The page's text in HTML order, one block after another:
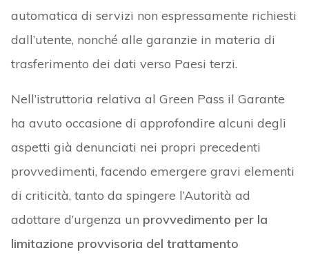
automatica di servizi non espressamente richiesti
dall’utente, nonché alle garanzie in materia di
trasferimento dei dati verso Paesi terzi.
Nell’istruttoria relativa al Green Pass il Garante
ha avuto occasione di approfondire alcuni degli
aspetti già denunciati nei propri precedenti
provvedimenti, facendo emergere gravi elementi
di criticità, tanto da spingere l’Autorità ad
adottare d’urgenza un provvedimento per la
limitazione provvisoria del trattamento